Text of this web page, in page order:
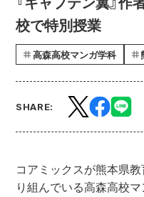
校で特別授業
高森高校マンガ学科
SHARE:
コアミックスが熊本県
り組んでいる高森高校マ